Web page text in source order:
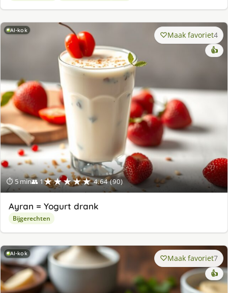
AI-kok
⏱ 5 min👥 1★★★★★ 4.64 (90)
Maak favoriet4
👍
Ayran = Yogurt drank
Bijgerechten
AI-kok Maak favoriet7
👍